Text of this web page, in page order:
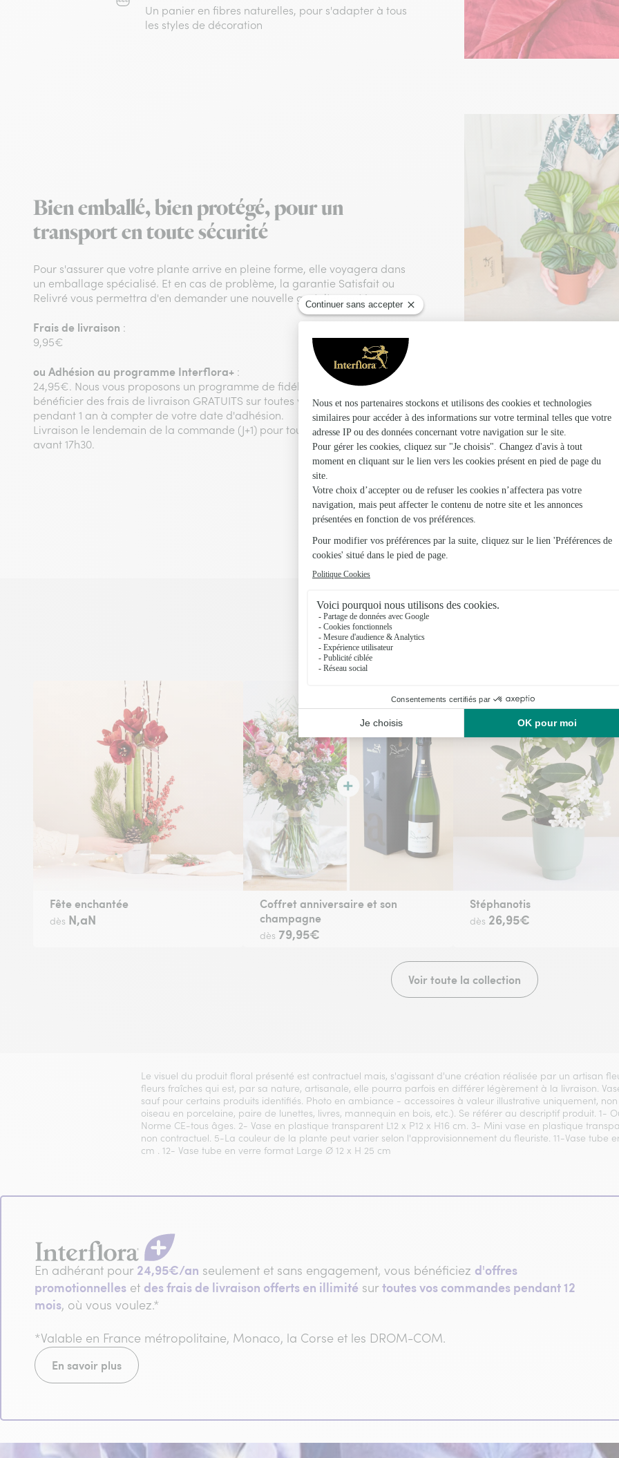
Un panier en fibres naturelles, pour s'adapter à tous
les styles de décoration
Bien emballé, bien protégé, pour un
transport en toute sécurité
Pour s'assurer que votre plante arrive en pleine forme, elle voyagera dans
un emballage spécialisé. Et en cas de problème, la garantie Satisfait ou
Relivré vous permettra d'en demander une nouvelle gratuitement !
Frais de livraison :
9,95€
ou Adhésion au programme Interflora+ :
24,95€. Nous vous proposons un programme de fidélité vous permettant de
bénéficier des frais de livraison GRATUITS sur toutes vos commandes
pendant 1 an à compter de votre date d'adhésion.
Livraison le lendemain de la commande (J+1) pour toute commande passée
avant 17h30.
Vous aimerez aussi
Encore plus d'idées pour faire plaisir
Fête enchantée
dès N,aN
Coffret anniversaire et son
champagne
dès 79,95€
Stéphanotis
dès 26,95€
Voir toute la collection
Le visuel du produit floral présenté est contractuel mais, s'agissant d'une création réalisée par un artisan
fleurs fraîches qui est, par sa nature, artisanale, elle pourra parfois en différer légèrement à la livraison.
sauf pour certains produits identifiés. Photo en ambiance - accessoires à valeur illustrative uniquement,
oiseau en porcelaine, paire de lunettes, livres, mannequin en bois, etc.). Se référer au descriptif produit. 1-
Norme CE-tous âges. 2- Vase en plastique transparent L12 x P12 x H16 cm. 3- Mini vase en plastique
non contractuel. 5-La couleur de la plante peut varier selon l'approvisionnement du fleuriste. 11-Vase tube
cm . 12- Vase tube en verre format Large Ø 12 x H 25 cm
En adhérant pour 24,95€/an seulement et sans engagement, vous bénéficiez d'offres
promotionnelles et des frais de livraison offerts en illimité surtoutes vos commandes pendant 12
mois, où vous voulez.*
*Valable en France métropolitaine, Monaco, la Corse et les DROM-COM.
En savoir plus